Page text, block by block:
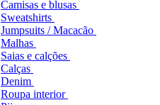
Camisas e blusas
Sweatshirts
Jumpsuits / Macacão
Malhas
Saias e calções
Calças
Denim
Roupa interior